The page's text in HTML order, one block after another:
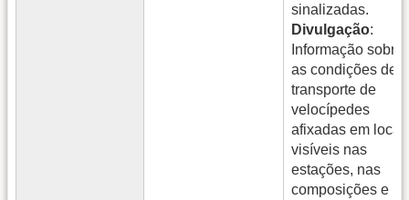
sinalizadas.
Divulgação:
Informação sobre
as condições de
transporte de
velocípedes
afixadas em
visíveis nas
estações, nas
composições e